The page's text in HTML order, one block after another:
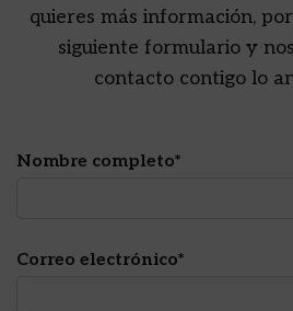
quieres más información,
siguiente formulario y
contacto contigo lo
Nombre completo*
Correo electrónico*